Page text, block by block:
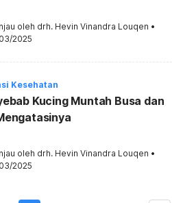
oleh drh. Hevin Vinandra Louqen •
2025
Kesehatan
Kucing Muntah Busa dan
oleh drh. Hevin Vinandra Louqen •
2025